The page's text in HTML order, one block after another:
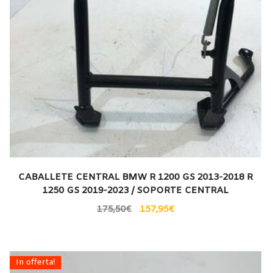
CABALLETE CENTRAL BMW R 1200 GS 2013-2018 R
1250 GS 2019-2023 / SOPORTE CENTRAL
175,50€ 157,95€
In offerta!